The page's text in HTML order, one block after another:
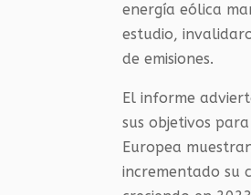
energía eólica
estudio,
de emisiones.
El informe
sus objetivos
Europea
incrementado su